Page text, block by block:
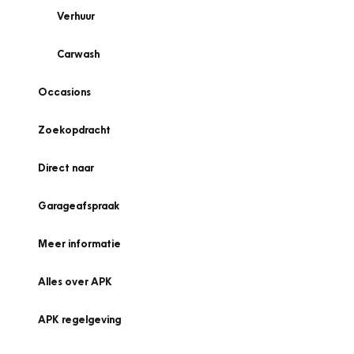
Verhuur
Carwash
Occasions
Zoekopdracht
Direct naar
Garageafspraak
Meer informatie
Alles over APK
APK regelgeving